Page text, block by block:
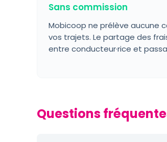
Sans commission
Mobicoop ne prélève aucune
vos trajets. Le partage des
entre conducteur·rice et
Questions